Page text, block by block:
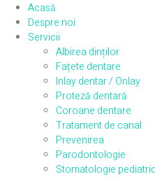
Acasă
Despre noi
Servicii
Albirea dinților
Fațete dentare
Inlay dentar / Onlay
Proteză dentară
Coroane dentare
Tratament de canal
Prevenirea
Parodontologie
Stomatologie